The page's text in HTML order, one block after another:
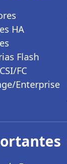
HA
Flash
FC
Enterprise